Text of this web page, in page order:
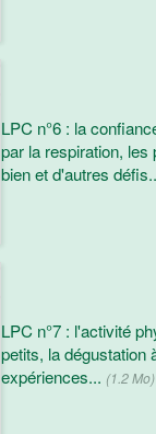
LPC n°6 : la
par la respiration, les
bien et d'autres
LPC n°7 : l'activité
petits, la dégustation
expériences... (1.2 Mo)